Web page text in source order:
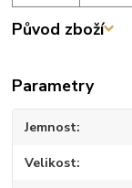
Původ zboží
Parametry
Jemnost
Velikost